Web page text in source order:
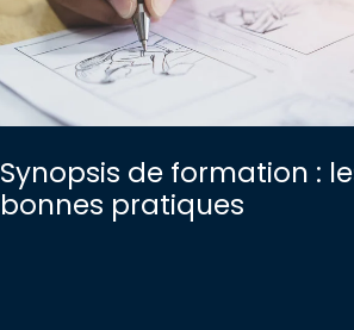
Synopsis de formation :
bonnes pratiques